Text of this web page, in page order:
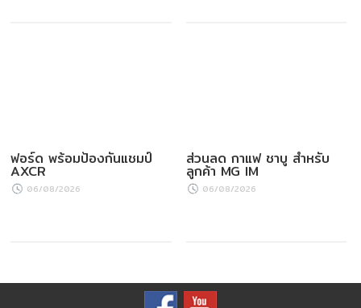
ฟอร์ด พร้อมป้องกันแชมป์
AXCR
06/08/2026
ส่วนลด กาแฟ ชาบู สำหรับ
ลูกค้า MG IM
06/08/2026